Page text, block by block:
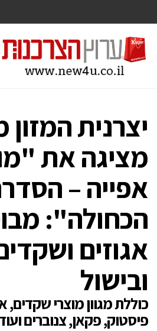
יצרנית המזון
מציגה את
אפייה –
הכחולה":
אגוזים
ובישול
כוללת מגוון מוצרי שקדים,
פיסטוק, פקאן, צנוברים